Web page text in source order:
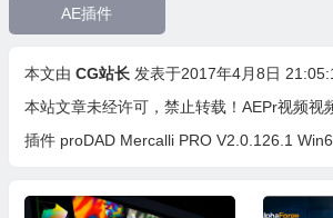
AE插件
本文由 CG站长 发表于2017年4月8日
本站文章未经许可，禁止转载！ AEPr视频视
插件 proDAD Mercalli PRO V2.0.126.1